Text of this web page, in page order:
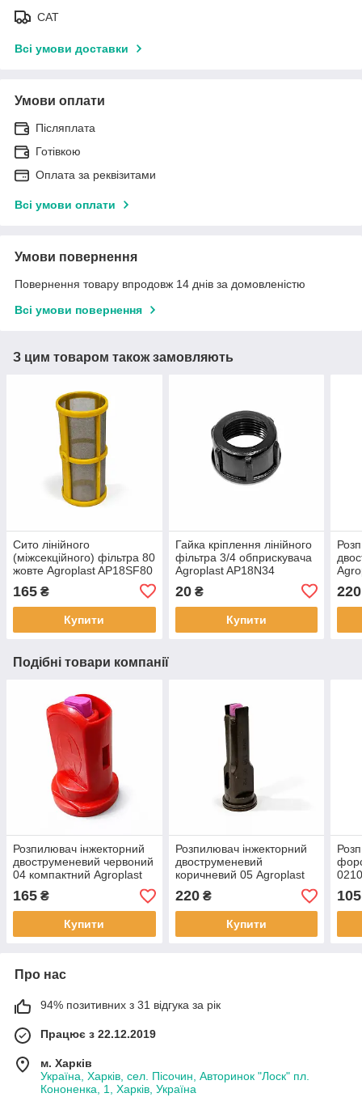
САТ
Всі умови доставки
Умови оплати
Післяплата
Готівкою
Оплата за реквізитами
Всі умови оплати
Умови повернення
Повернення товару впродовж 14 днів за домовленістю
Всі умови повернення
З цим товаром також замовляють
Сито лінійного
(міжсекційного) фільтра 80
жовте Agroplast AP18SF80
165 ₴
Купити
Гайка кріплення лінійного
фільтра 3/4 обприскувача
Agroplast AP18N34
20₴
Купити
220
Подібні товари компанії
Розпилювач інжекторний
двоструменевий червоний
04 компактний Agroplast
6MS04P2
165 ₴
Купити
Розпилювач інжекторний
двоструменевий
коричневий 05 Agroplast
8MS11005P2
220₴
Купити
105
Про нас
94% позитивних з 31 відгука за рік
Працює з 22.12.2019
м. Харків
Україна, Харків, сел. Пісочин, Авторинок "Лоск" пл.
Кононенка, 1, Харків, Україна